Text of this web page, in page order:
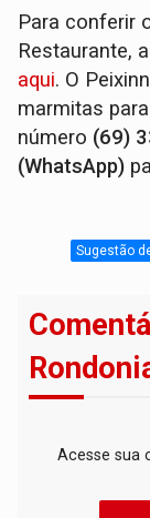
Para conferir
Restaurante,
aqui. O
marmitas
número (69)
(WhatsApp)
Sugestão
Acesse sua